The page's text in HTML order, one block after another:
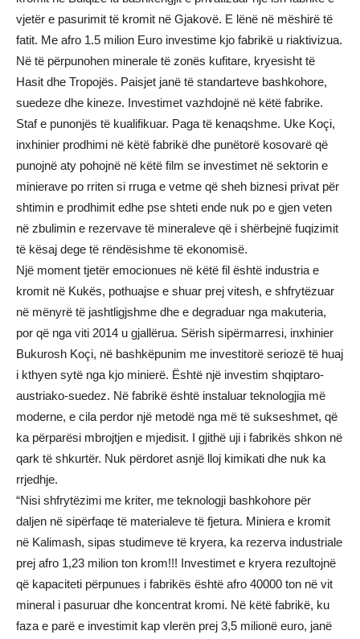
vjetër e pasurimit të kromit në Gjakovë. E lënë në mëshirë të
fatit. Me afro 1.5 milion Euro investime kjo fabrikë u riaktivizua.
Në të përpunohen minerale të zonës kufitare, kryesisht të
Hasit dhe Tropojës. Paisjet janë të standarteve bashkohore,
suedeze dhe kineze. Investimet vazhdojnë në këtë fabrike.
Staf e punonjës të kualifikuar. Paga të kenaqshme. Uke Koçi,
inxhinier prodhimi në këtë fabrikë dhe punëtorë kosovarë që
punojnë aty pohojnë në këtë film se investimet në sektorin e
minierave po rriten si rruga e vetme që sheh biznesi privat për
shtimin e prodhimit edhe pse shteti ende nuk po e gjen veten
në zbulimin e rezervave të mineraleve që i shërbejnë fuqizimit
të kësaj dege të rëndësishme të ekonomisë.
Një moment tjetër emocionues në këtë fil është industria e
kromit në Kukës, pothuajse e shuar prej vitesh, e shfrytëzuar
në mënyrë të jashtligjshme dhe e degraduar nga makuteria,
por që nga viti 2014 u gjallërua. Sërish sipërmarresi, inxhinier
Bukurosh Koçi, në bashkëpunim me investitorë seriozë të huaj
i kthyen sytë nga kjo minierë. Është një investim shqiptaro-
austriako-suedez. Në fabrikë është instaluar teknologjia më
moderne, e cila perdor një metodë nga më të sukseshmet, që
ka përparësi mbrojtjen e mjedisit. I gjithë uji i fabrikës shkon në
qark të shkurtër. Nuk përdoret asnjë lloj kimikati dhe nuk ka
rrjedhje.
“Nisi shfrytëzimi me kriter, me teknologji bashkohore për
daljen në sipërfaqe të materialeve të fjetura. Miniera e kromit
në Kalimash, sipas studimeve të kryera, ka rezerva industriale
prej afro 1,23 milion ton krom!!! Investimet e kryera rezultojnë
që kapaciteti përpunues i fabrikës është afro 40000 ton në vit
mineral i pasuruar dhe koncentrat kromi. Në këtë fabrikë, ku
faza e parë e investimit kap vlerën prej 3,5 milionë euro, janë